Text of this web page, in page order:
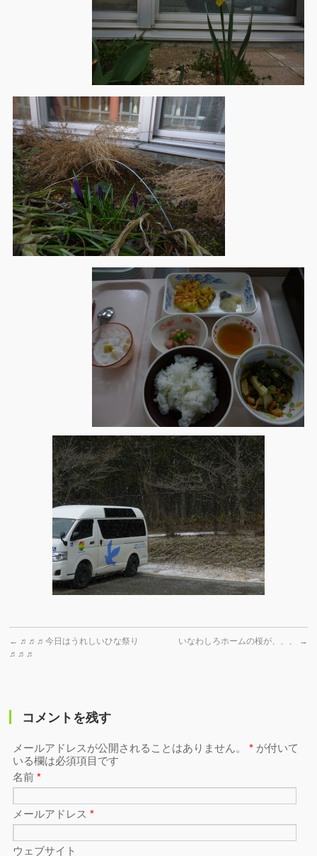
← ♬♬♬今日はうれしいひな祭り
♬♬♬
いなわしろホームの桜が、、、 →
コメントを残す
メールアドレスが公開されることはありません。* が付いて
いる欄は必須項目です
名前*
メールアドレス*
ウェブサイト